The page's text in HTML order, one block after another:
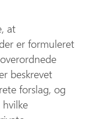
at
er formuleret
beskrevet
forslag, og